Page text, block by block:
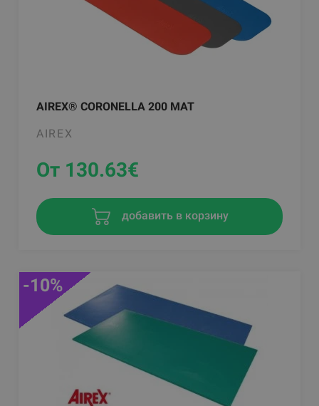
AIREX® CORONELLA 200 MAT
AIREX
От 130.63€
добавить в корзину
-10%